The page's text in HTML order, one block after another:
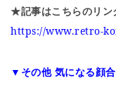
★記事はこちらのリ
https://www.retro-
▼その他 気になる顔